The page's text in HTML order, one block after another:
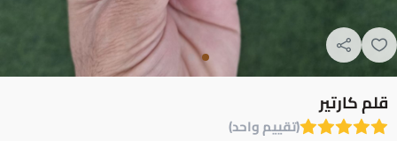
قلم كارتير
(تقييم واحد)